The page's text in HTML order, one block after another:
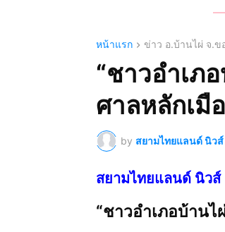
หน้าแรก ข่าว อ.บ้านไผ่ จ.ข
“ชาวอำเภ
ศาลหลักเมื
by สยามไทยแลนด์ นิว
สยามไทยแลนด์ นิว
“ชาวอำเภอบ้านไ